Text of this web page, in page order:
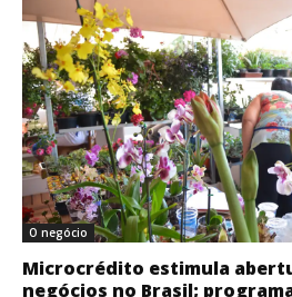
O negócio
Microcrédito estimula
negócios no Brasil;